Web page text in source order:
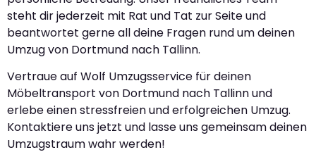
steht dir jederzeit mit Rat und Tat zur Seite und
beantwortet gerne all deine Fragen rund um deinen
Umzug von Dortmund nach Tallinn.
Vertraue auf Wolf Umzugsservice für deinen
Möbeltransport von Dortmund nach Tallinn und
erlebe einen stressfreien und erfolgreichen Umzug.
Kontaktiere uns jetzt und lasse uns gemeinsam deinen
Umzugstraum wahr werden!